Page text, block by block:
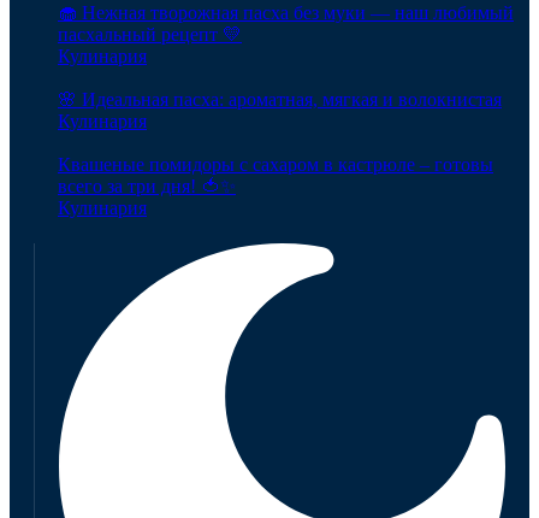
🧁 Нежная творожная пасха без муки — наш любимый
пасхальный рецепт 💛
Кулинария
🌸 Идеальная пасха: ароматная, мягкая и волокнистая
Кулинария
Квашеные помидоры с сахаром в кастрюле – готовы
всего за три дня! 🍅✨
Кулинария